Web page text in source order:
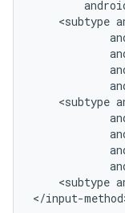
<subtype
<subtype
<subtype
</input-